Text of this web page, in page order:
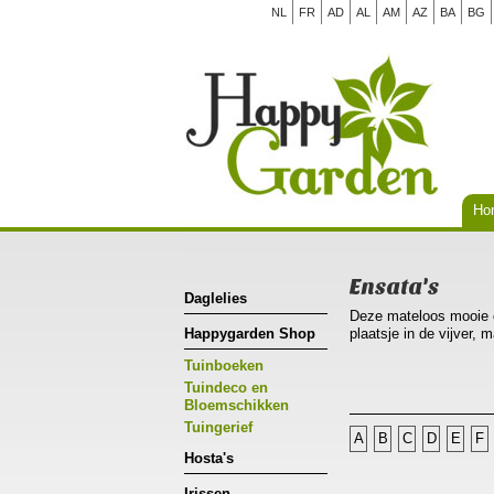
NL FR AD AL AM AZ BA BG
Daglelies
Happygarden Shop
Tuinboeken
Tuindeco en
Bloemschikken
Tuingerief
Hosta's
Ensata's
Deze mateloos
plaatsje in de vijver,
dit zeker op
wortelverbranding is
A B C D E F